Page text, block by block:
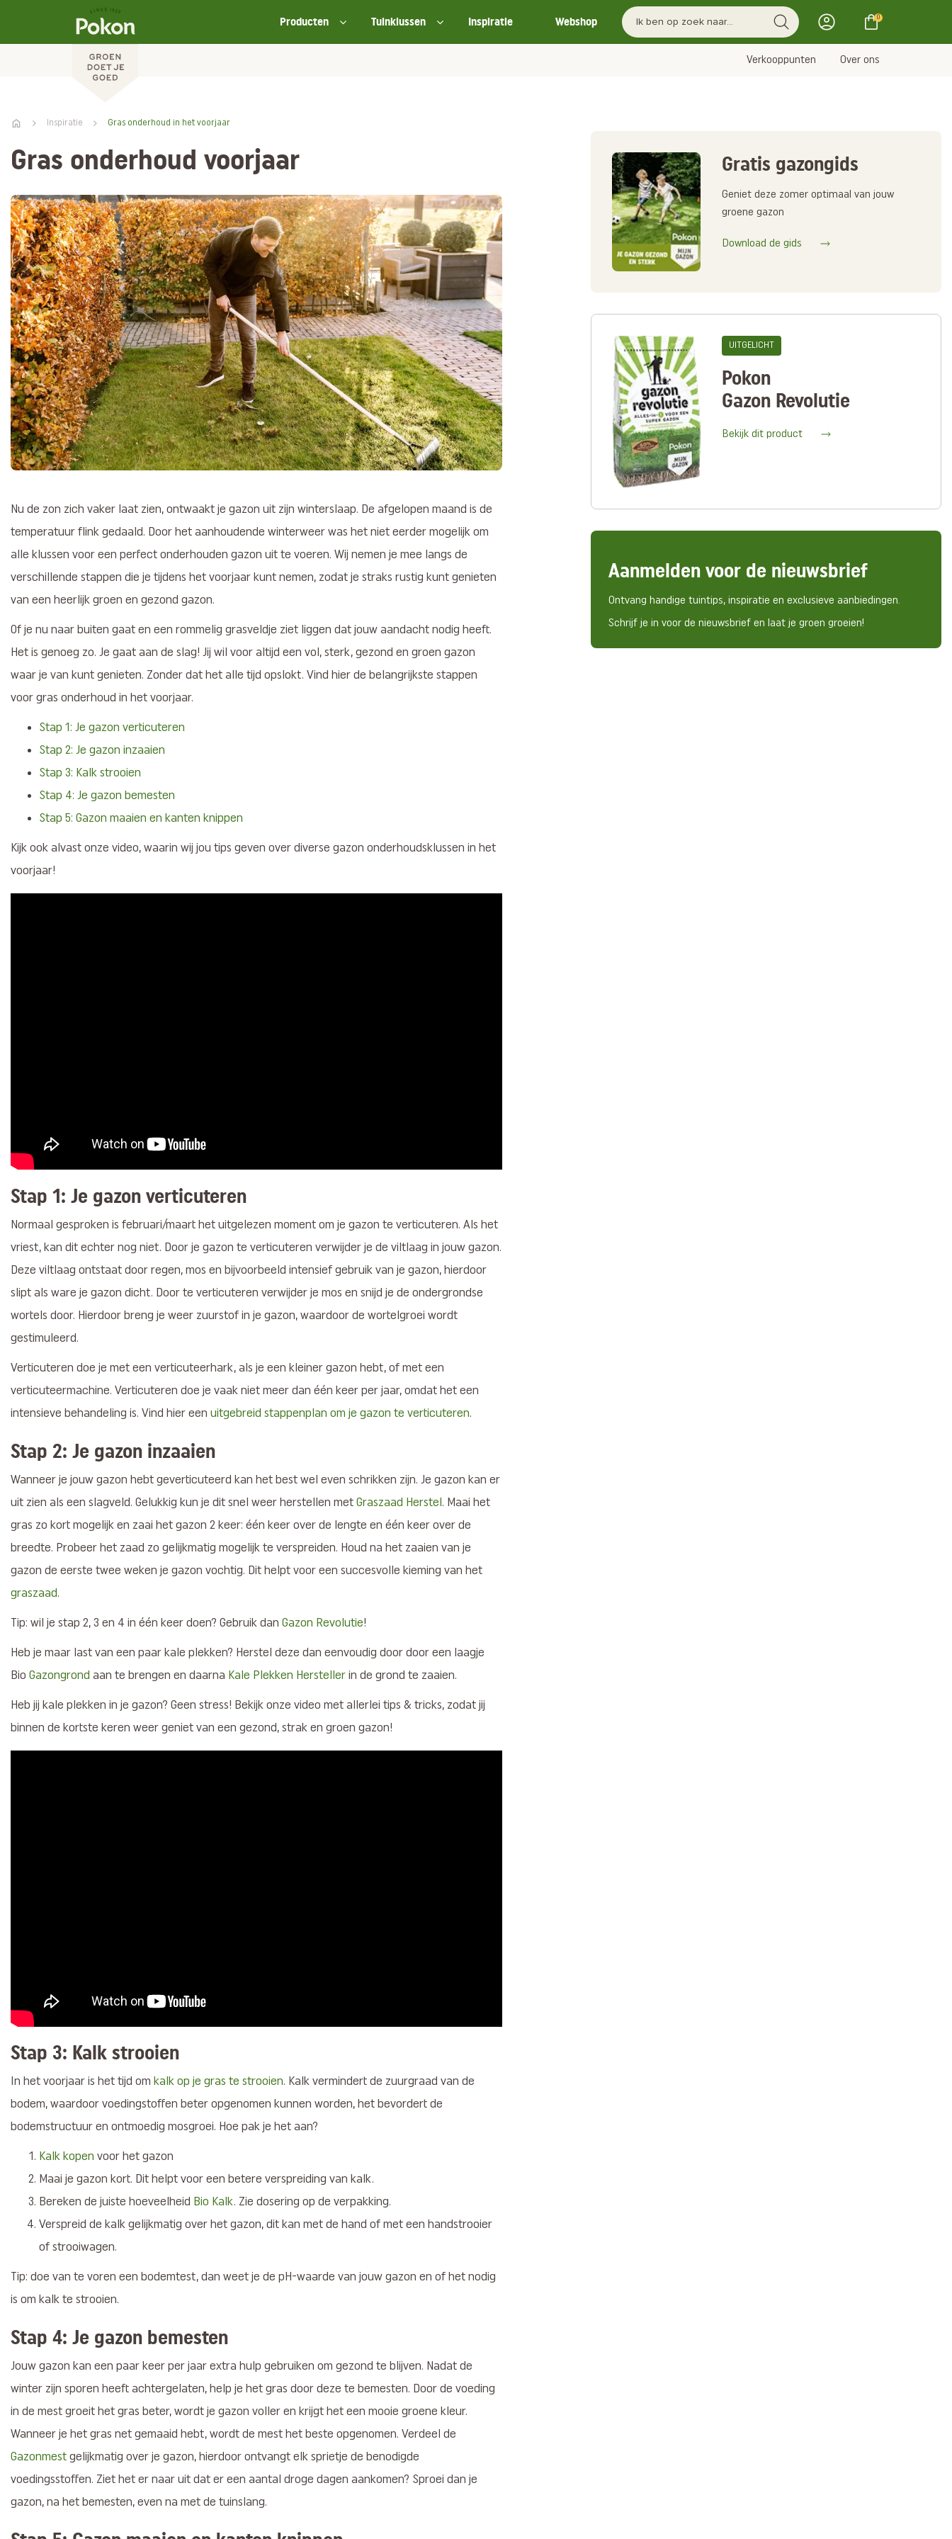
Producten Tuinklussen Inspiratie Webshop 0
Verkooppunten Over ons
Inspiratie Gras onderhoud in het voorjaar
Gras onderhoud voorjaar
Nu de zon zich vaker laat zien, ontwaakt je gazon uit zijn winterslaap. De afgelopen maand is de
temperatuur flink gedaald. Door het aanhoudende winterweer was het niet eerder mogelijk om
alle klussen voor een perfect onderhouden gazon uit te voeren. Wij nemen je mee langs de
verschillende stappen die je tijdens het voorjaar kunt nemen, zodat je straks rustig kunt genieten
van een heerlijk groen en gezond gazon.
Of je nu naar buiten gaat en een rommelig grasveldje ziet liggen dat jouw aandacht nodig heeft.
Het is genoeg zo. Je gaat aan de slag! Jij wil voor altijd een vol, sterk, gezond en groen gazon
waar je van kunt genieten. Zonder dat het alle tijd opslokt. Vind hier de belangrijkste stappen
voor gras onderhoud in het voorjaar.
Stap 1: Je gazon verticuteren
Stap 2: Je gazon inzaaien
Stap 3: Kalk strooien
Stap 4: Je gazon bemesten
Stap 5: Gazon maaien en kanten knippen
Kijk ook alvast onze video, waarin wij jou tips geven over diverse gazon onderhoudsklussen in het
voorjaar!
Stap 1: Je gazon verticuteren
Normaal gesproken is februari/maart het uitgelezen moment om je gazon te verticuteren. Als het
vriest, kan dit echter nog niet. Door je gazon te verticuteren verwijder je de viltlaag in jouw gazon.
Deze viltlaag ontstaat door regen, mos en bijvoorbeeld intensief gebruik van je gazon, hierdoor
slipt als ware je gazon dicht. Door te verticuteren verwijder je mos en snijd je de ondergrondse
wortels door. Hierdoor breng je weer zuurstof in je gazon, waardoor de wortelgroei wordt
gestimuleerd.
Verticuteren doe je met een verticuteerhark, als je een kleiner gazon hebt, of met een
verticuteermachine. Verticuteren doe je vaak niet meer dan één keer per jaar, omdat het een
intensieve behandeling is. Vind hier een uitgebreid stappenplan om je gazon te verticuteren.
Stap 2: Je gazon inzaaien
Wanneer je jouw gazon hebt geverticuteerd kan het best wel even schrikken zijn. Je gazon kan er
uit zien als een slagveld. Gelukkig kun je dit snel weer herstellen met Graszaad Herstel. Maai het
gras zo kort mogelijk en zaai het gazon 2 keer: één keer over de lengte en één keer over de
breedte. Probeer het zaad zo gelijkmatig mogelijk te verspreiden. Houd na het zaaien van je
gazon de eerste twee weken je gazon vochtig. Dit helpt voor een succesvolle kieming van het
graszaad.
Tip: wil je stap 2, 3 en 4 in één keer doen? Gebruik dan Gazon Revolutie!
Heb je maar last van een paar kale plekken? Herstel deze dan eenvoudig door door een laagje
Bio Gazongrond aan te brengen en daarna Kale Plekken Hersteller in de grond te zaaien.
Heb jij kale plekken in je gazon? Geen stress! Bekijk onze video met allerlei tips & tricks, zodat jij
binnen de kortste keren weer geniet van een gezond, strak en groen gazon!
Stap 3: Kalk strooien
In het voorjaar is het tijd om kalk op je gras te strooien. Kalk vermindert de zuurgraad van de
bodem, waardoor voedingstoffen beter opgenomen kunnen worden, het bevordert de
bodemstructuur en ontmoedig mosgroei. Hoe pak je het aan?
Kalk kopen voor het gazon
Maai je gazon kort. Dit helpt voor een betere verspreiding van kalk.
Bereken de juiste hoeveelheid Bio Kalk. Zie dosering op de verpakking.
Verspreid de kalk gelijkmatig over het gazon, dit kan met de hand of met een handstrooier
of strooiwagen.
Tip: doe van te voren een bodemtest, dan weet je de pH-waarde van jouw gazon en of het nodig
is om kalk te strooien.
Stap 4: Je gazon bemesten
Jouw gazon kan een paar keer per jaar extra hulp gebruiken om gezond te blijven. Nadat de
winter zijn sporen heeft achtergelaten, help je het gras door deze te bemesten. Door de voeding
in de mest groeit het gras beter, wordt je gazon voller en krijgt het een mooie groene kleur.
Wanneer je het gras net gemaaid hebt, wordt de mest het beste opgenomen. Verdeel de
Gazonmest gelijkmatig over je gazon, hierdoor ontvangt elk sprietje de benodigde
voedingsstoffen. Ziet het er naar uit dat er een aantal droge dagen aankomen? Sproei dan je
gazon, na het bemesten, even na met de tuinslang.
Gratis gazongids
Geniet deze zomer optimaal van jouw
groene gazon
Download de gids
UITGELICHT
Pokon
Gazon Revolutie
Bekijk dit product
Aanmelden voor de nieuwsbrief
Ontvang handige tuintips, inspiratie en exclusieve aanbiedingen.
Schrijf je in voor de nieuwsbrief en laat je groen groeien!